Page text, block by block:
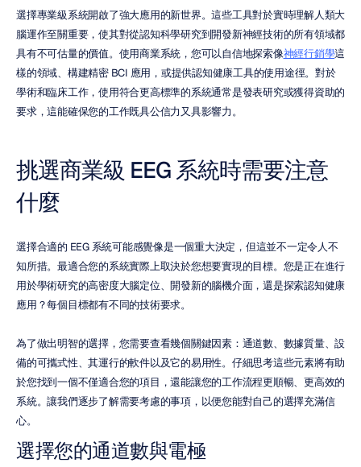
選擇專業級系統開啟了強大應用的新世界。這些工具對於實時理解人類大
腦運作至關重要，使其對從認知科學研究到開發新神經技術的所有領域都
具有不可估量的價值。使用商業系統，您可以自信地探索像神經行銷學這
樣的領域、構建精密 BCI 應用，或提供認知健康工具的使用途徑。對於
學術和臨床工作，使用符合更高標準的系統通常是發表研究或獲得資助的
要求，這能確保您的工作既具公信力又具影響力。
挑選商業級 EEG 系統時需要注意
什麼
選擇合適的 EEG 系統可能感覺像是一個重大決定，但這並不一定令人不
知所措。最適合您的系統實際上取決於您想要實現的目標。您是正在進行
用於學術研究的高密度大腦定位、開發新的腦機介面，還是探索認知健康
應用？每個目標都有不同的技術要求。
為了做出明智的選擇，您需要查看幾個關鍵因素：通道數、數據質量、設
備的可攜式性、其運行的軟件以及它的易用性。仔細思考這些元素將有助
於您找到一個不僅適合您的項目，還能讓您的工作流程更順暢、更高效的
系統。讓我們逐步了解需要考慮的事項，以便您能對自己的選擇充滿信
心。
選擇您的通道數與電極